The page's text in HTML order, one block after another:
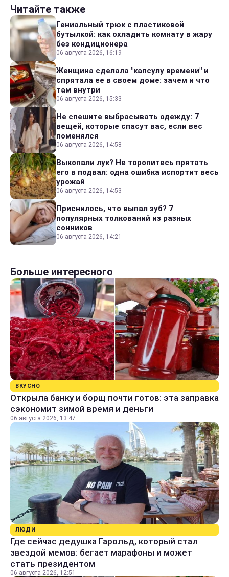
Читайте также
Гениальный трюк с пластиковой
бутылкой: как охладить комнату в жару
без кондиционера
06 августа 2026, 16:19
Женщина сделала "капсулу времени" и
спрятала ее в своем доме: зачем и что
там внутри
06 августа 2026, 15:33
Не спешите выбрасывать одежду: 7
вещей, которые спасут вас, если вес
поменялся
06 августа 2026, 14:58
Выкопали лук? Не торопитесь прятать
его в подвал: одна ошибка испортит весь
урожай
06 августа 2026, 14:53
Приснилось, что выпал зуб? 7
популярных толкований из разных
сонников
06 августа 2026, 14:21
Больше интересного
ВКУСНО
Открыла банку и борщ почти готов: эта заправка
сэкономит зимой время и деньги
06 августа 2026, 13:47
ЛЮДИ
Где сейчас дедушка Гарольд, который стал
звездой мемов: бегает марафоны и может
стать президентом
06 августа 2026, 12:51